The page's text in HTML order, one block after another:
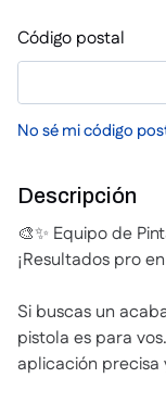
Código postal
No sé mi código
Descripción
🎨✨ Equipo de
¡Resultados pro
Si buscas un
pistola es para
aplicación precisa